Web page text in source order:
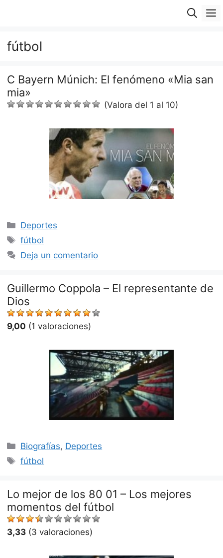
fútbol
C Bayern Múnich: El fenómeno «Mia san
mia»
(Valora del 1 al 10)
Categorías
Deportes
Etiquetas
fútbol
Deja un comentario
Guillermo Coppola – El representante de
Dios
9,00 (1 valoraciones)
Categorías
Biografías, Deportes
Etiquetas
fútbol
Lo mejor de los 80 01 – Los mejores
momentos del fútbol
3,33 (3 valoraciones)